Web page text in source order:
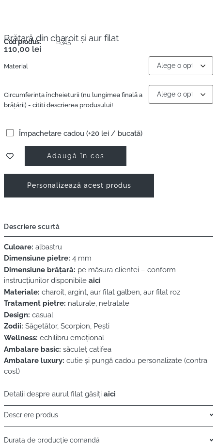
Brăţară din charoit şi aur filat
Cod produs: B345
110,00 lei
Material
Circumferinţa încheieturii (nu lungimea finală a
brățării) - cititi descrierea produsului!
Împachetare cadou (+20 lei / bucată)
Adaugă în coș
Personalizează acest produs
Descriere scurtă
Culoare: albastru
Dimensiune pietre: 4 mm
Dimensiune brățară: pe măsura clientei – conform
instrucțiunilor disponibile aici
Materiale: charoit, argint, aur filat galben, aur filat roz
Tratament pietre: naturale, netratate
Design: casual
Zodii: Săgetător, Scorpion, Pești
Wellness: echilibru emoțional
Ambalare basic: săculeț catifea
Ambalare luxury: cutie și pungă cadou personalizate (contra
cost)
Detalii despre aurul filat găsiți aici
Descriere produs
Durata de producție comandă